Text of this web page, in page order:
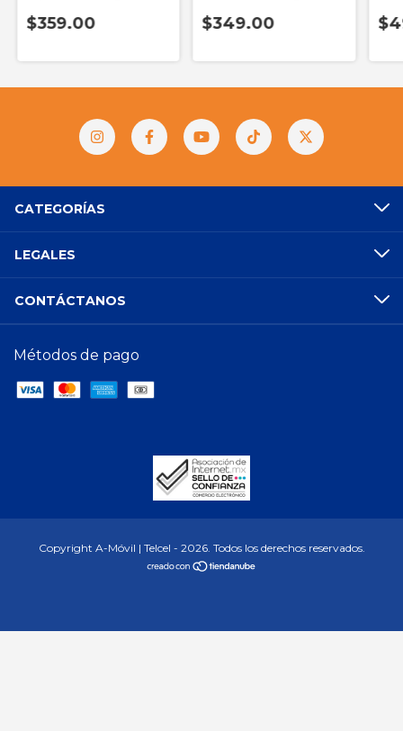
$359.00
Usb + Cable Tipo C
$349.00
CATEGORÍAS
LEGALES
CONTÁCTANOS
Métodos de pago
Copyright A-Móvil | Telcel - 2026. Todos los derechos reservados.